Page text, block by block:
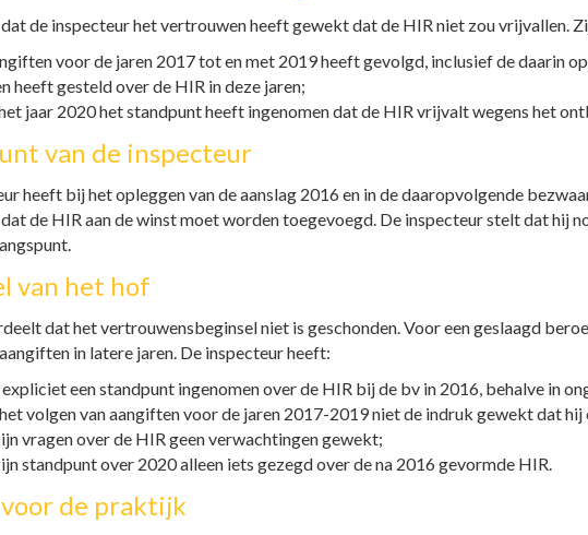
de inspecteur het vertrouwen heeft gewekt dat de HIR niet zou vrijvallen.
voor de jaren 2017 tot en met 2019 heeft gevolgd, inclusief de daarin
heeft gesteld over de HIR in deze jaren;
jaar 2020 het standpunt heeft ingenomen dat de HIR vrijvalt wegens het
van de inspecteur
heeft bij het opleggen van de aanslag 2016 en in de daaropvolgende
de HIR aan de winst moet worden toegevoegd. De inspecteur stelt dat
van het hof
dat het vertrouwensbeginsel niet is geschonden. Voor een geslaagd
in latere jaren. De inspecteur heeft:
een standpunt ingenomen over de HIR bij de bv in 2016, behalve in
volgen van aangiften voor de jaren 2017-2019 niet de indruk gewekt dat
vragen over de HIR geen verwachtingen gewekt;
standpunt over 2020 alleen iets gezegd over de na 2016 gevormde HIR.
voor de praktijk